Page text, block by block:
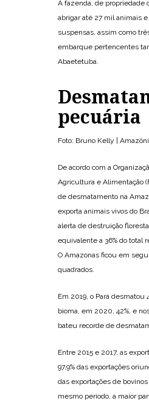
A fazenda, de propriedade
abrigar até 27 mil animais
suspensas, assim como
embarque pertencentes
Abaetetuba.
pecuária
Foto: Bruno Kelly |
De acordo com a
Agricultura e Alimentação
de desmatamento na
exporta animais vivos do
alerta de destruição
equivalente a 36% do total
O Amazonas ficou em
quadrados.
Em 2019, o Pará desmatou
bioma, em 2020, 42%, e
bateu recorde de
Entre 2015 e 2017, as
97,9% das exportações
das exportações de
mesmo período, a maior